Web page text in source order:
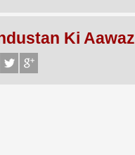
Ki Aawaz